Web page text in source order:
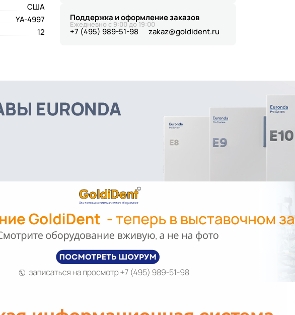
США
YA-4997
12
Поддержка и оформление заказов
Ежедневно с 9:00 до 19:00
+7 (495) 989-51-98 zakaz@goldident.ru